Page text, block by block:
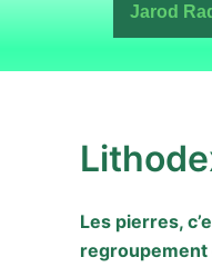
Jarod
Les pierres,